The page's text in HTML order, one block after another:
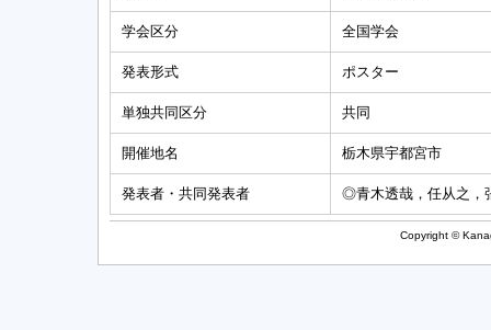
学会区分 全国学会
発表形式 ポスター
単独共同区分 共同
開催地名 栃木県宇都宮市
発表者・共同発表者 ◎青木透哉，任从之，
Copyright ©